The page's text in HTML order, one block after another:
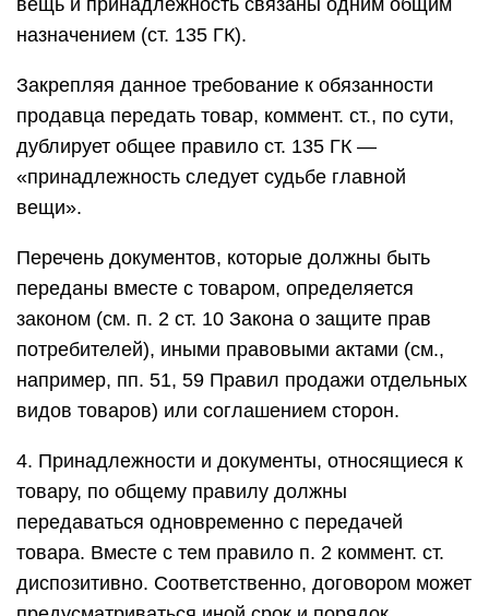
вещь и принадлежность связаны одним общим
назначением (ст. 135 ГК).
Закрепляя данное требование к обязанности
продавца передать товар, коммент. ст., по сути,
дублирует общее правило ст. 135 ГК —
«принадлежность следует судьбе главной
вещи».
Перечень документов, которые должны быть
переданы вместе с товаром, определяется
законом (см. п. 2 ст. 10 Закона о защите прав
потребителей), иными правовыми актами (см.,
например, пп. 51, 59 Правил продажи отдельных
видов товаров) или соглашением сторон.
4. Принадлежности и документы, относящиеся к
товару, по общему правилу должны
передаваться одновременно с передачей
товара. Вместе с тем правило п. 2 коммент. ст.
диспозитивно. Соответственно, договором может